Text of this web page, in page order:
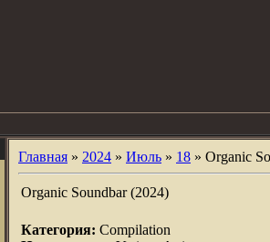
Главная » 2024 » Июль » 18 » Organic
Organic Soundbar (2024)
Категория: Compilation